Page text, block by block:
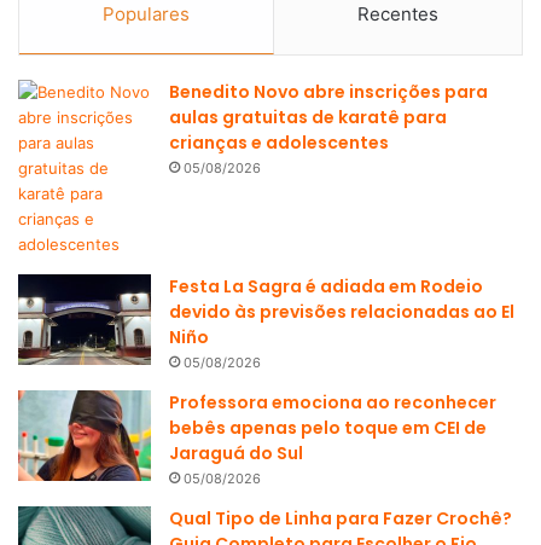
Populares Recentes
Benedito Novo abre inscrições para
aulas gratuitas de karatê para
crianças e adolescentes
05/08/2026
Festa La Sagra é adiada em Rodeio
devido às previsões relacionadas ao El
Niño
05/08/2026
Professora emociona ao reconhecer
bebês apenas pelo toque em CEI de
Jaraguá do Sul
05/08/2026
Qual Tipo de Linha para Fazer Crochê?